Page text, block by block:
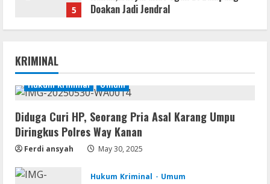
5
Doakan Jadi Jendral
1
Serialers
Ableton Live Crack + Portable Windows
10 (x32x64)
KRIMINAL
Hukum Kriminal Umum
Diduga Curi HP, Seorang Pria Asal Karang Umpu
Diringkus Polres Way Kanan
Ferdi ansyah May 30, 2025
Hukum Kriminal Umum